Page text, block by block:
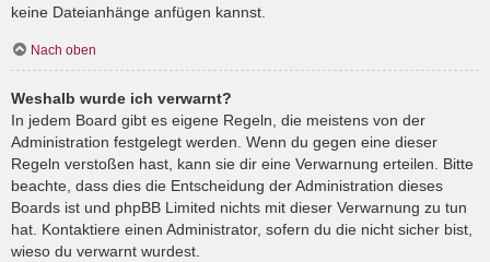
keine Dateianhänge anfügen kannst.
Nach oben
Weshalb wurde ich verwarnt?
In jedem Board gibt es eigene Regeln, die meistens von der
Administration festgelegt werden. Wenn du gegen eine dieser
Regeln verstoßen hast, kann sie dir eine Verwarnung erteilen. Bitte
beachte, dass dies die Entscheidung der Administration dieses
Boards ist und phpBB Limited nichts mit dieser Verwarnung zu tun
hat. Kontaktiere einen Administrator, sofern du die nicht sicher bist,
wieso du verwarnt wurdest.